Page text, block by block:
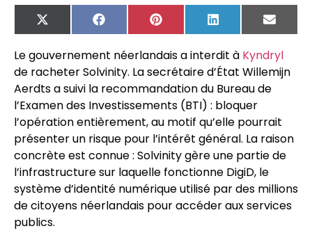
X
(Twitter)
FacebookPinterest LinkedIn
Email
Le gouvernement néerlandais a interdit à Kyndryl
de racheter Solvinity. La secrétaire d’État Willemijn
Aerdts a suivi la recommandation du Bureau de
l’Examen des Investissements (BTI) : bloquer
l’opération entièrement, au motif qu’elle pourrait
présenter un risque pour l’intérêt général. La raison
concrète est connue : Solvinity gère une partie de
l’infrastructure sur laquelle fonctionne DigiD, le
système d’identité numérique utilisé par des millions
de citoyens néerlandais pour accéder aux services
publics.